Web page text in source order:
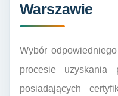
Warszawie
Wybór
procesie uzyskania
posiadających